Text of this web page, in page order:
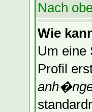
Nach
Wie
Um eine
Profil